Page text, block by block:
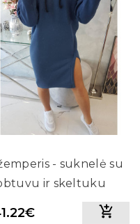
- suknelė su
ir skeltuku